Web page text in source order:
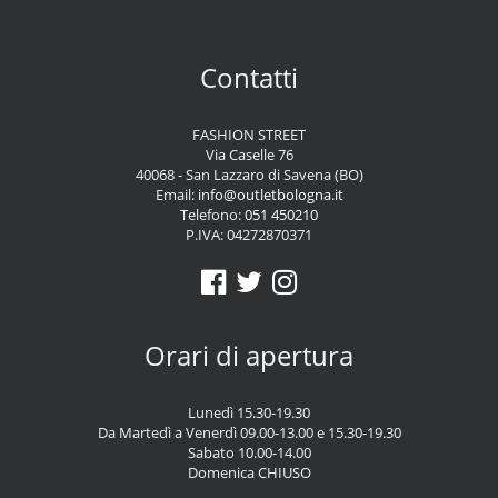
Contatti
FASHION STREET
Via Caselle 76
40068 - San Lazzaro di Savena (BO)
Email: info@outletbologna.it
Telefono:051 450210
P.IVA: 04272870371
Orari di apertura
Lunedì 15.30-19.30
Da Martedì a Venerdì 09.00-13.00 e 15.30-19.30
Sabato 10.00-14.00
Domenica CHIUSO